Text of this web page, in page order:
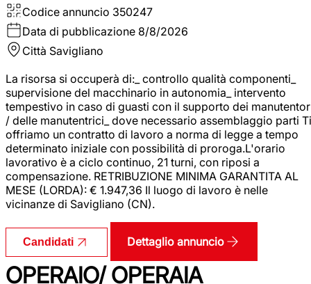
Codice annuncio 350247
Data di pubblicazione 8/8/2026
Città Savigliano
La risorsa si occuperà di:_ controllo qualità componenti_
supervisione del macchinario in autonomia_ intervento
tempestivo in caso di guasti con il supporto dei
/ delle manutentrici_ dove necessario assemblaggio parti Ti
offriamo un contratto di lavoro a norma di legge a tempo
determinato iniziale con possibilità di proroga.L'orario
lavorativo è a ciclo continuo, 21 turni, con riposi a
compensazione. RETRIBUZIONE MINIMA GARANTITA AL
MESE (LORDA): € 1.947,36 Il luogo di lavoro è nelle
vicinanze di Savigliano (CN).
Candidati Dettaglio annuncio
OPERAIO/ OPERAIA